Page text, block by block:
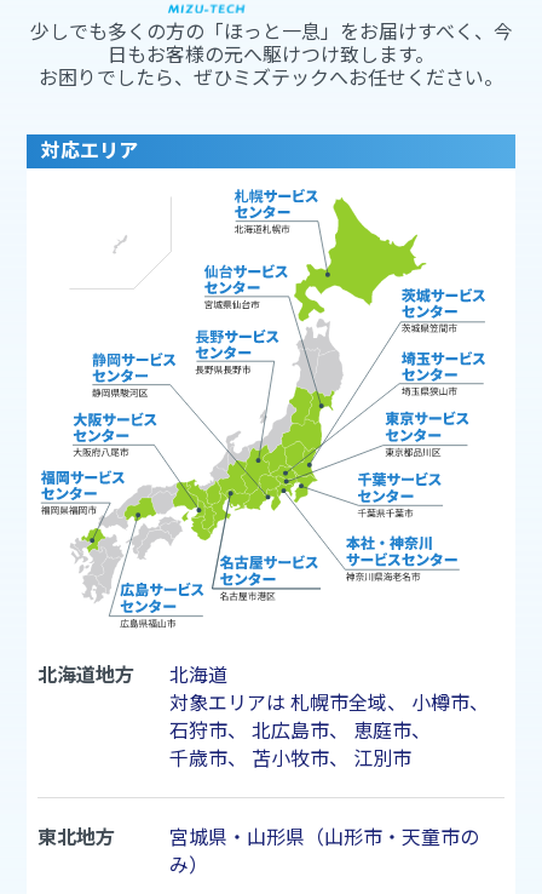
少しでも多くの方の「ほっと一息」をお届けすべく、今
日もお客様の元へ駆けつけ致します。
お困りでしたら、ぜひミズテックへお任せください。
対応エリア
北海道地方
北海道
対象エリアは 札幌市全域、 小樽市、
石狩市、 北広島市、 恵庭市、
千歳市、 苫小牧市、 江別市
東北地方
宮城県・山形県（山形市・天童市の
み）